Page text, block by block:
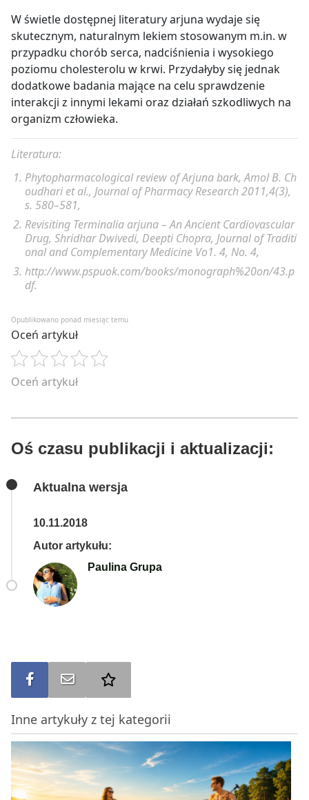
W świetle dostępnej literatury arjuna wydaje się
skutecznym, naturalnym lekiem stosowanym m.in. w
przypadku chorób serca, nadciśnienia i wysokiego
poziomu cholesterolu w krwi. Przydałyby się jednak
dodatkowe badania mające na celu sprawdzenie
interakcji z innymi lekami oraz działań szkodliwych na
organizm człowieka.
Literatura:
Phytopharmacological review of Arjuna bark, Amol B. Ch
oudhari et al., Journal of Pharmacy Research 2011,4(3),
s. 580–581,
Revisiting Terminalia arjuna – An Ancient Cardiovascular
Drug, Shridhar Dwivedi, Deepti Chopra, Journal of Traditi
onal and Complementary Medicine Vo1. 4, No. 4,
http://www.pspuok.com/books/monograph%20on/43.p
df.
Opublikowano ponad miesiąc temu
Oceń artykuł
Oceń artykuł
Oś czasu publikacji i aktualizacji:
Aktualna wersja
10.11.2018
Autor artykułu:
Paulina Grupa
Udostępnij na FBWyślij na e-mail
Inne artykuły z tej kategorii